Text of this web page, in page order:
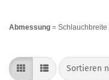
Abmessung =
Sortieren
Sortieren